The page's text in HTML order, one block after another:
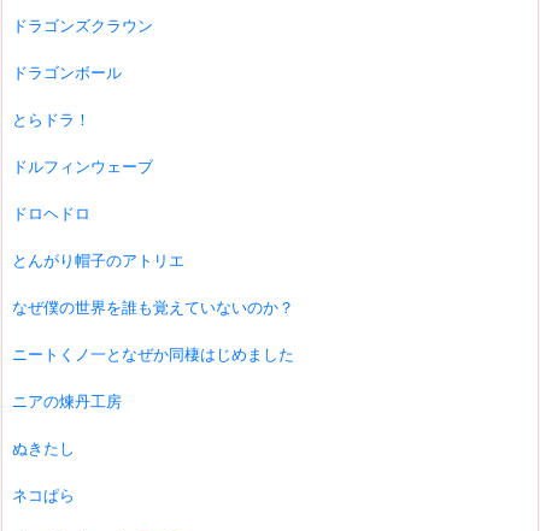
ドラゴンズクラウン
ドラゴンボール
とらドラ！
ドルフィンウェーブ
ドロヘドロ
とんがり帽子のアトリエ
なぜ僕の世界を誰も覚えていないのか？
ニートくノ一となぜか同棲はじめました
ニアの煉丹工房
ぬきたし
ネコぱら